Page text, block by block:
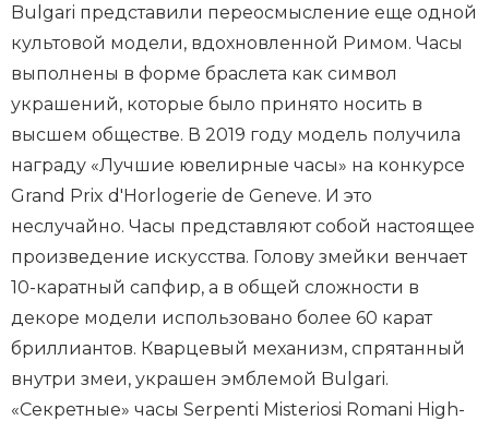
Bulgari представили переосмысление еще одной
культовой модели, вдохновленной Римом. Часы
выполнены в форме браслета как символ
украшений, которые было принято носить в
высшем обществе. В 2019 году модель получила
награду «Лучшие ювелирные часы» на конкурсе
Grand Prix d'Horlogerie de Geneve. И это
неслучайно. Часы представляют собой настоящее
произведение искусства. Голову змейки венчает
10-каратный сапфир, а в общей сложности в
декоре модели использовано более 60 карат
бриллиантов. Кварцевый механизм, спрятанный
внутри змеи, украшен эмблемой Bulgari.
«Секретные» часы Serpenti Misteriosi Romani High-